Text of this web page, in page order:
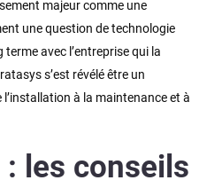
majeur comme une
une question de technologie
avec l’entreprise qui la
s’est révélé être un
à la maintenance et à
les conseils